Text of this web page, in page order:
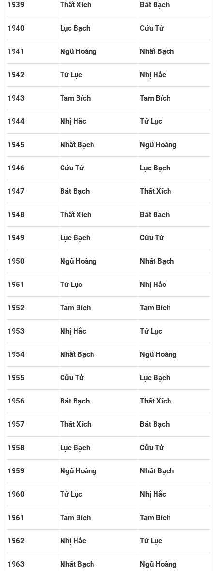
1939 Thất Xích Bát Bạch
1940 Lục Bạch Cửu Tử
1941 Ngũ Hoàng Nhất Bạch
1942 Tứ Lục Nhị Hắc
1943 Tam Bích Tam Bích
1944 Nhị Hắc Tứ Lục
1945 Nhất Bạch Ngũ Hoàng
1946 Cửu Tử Lục Bạch
1947 Bát Bạch Thất Xích
1948 Thất Xích Bát Bạch
1949 Lục Bạch Cửu Tử
1950 Ngũ Hoàng Nhất Bạch
1951 Tứ Lục Nhị Hắc
1952 Tam Bích Tam Bích
1953 Nhị Hắc Tứ Lục
1954 Nhất Bạch Ngũ Hoàng
1955 Cửu Tử Lục Bạch
1956 Bát Bạch Thất Xích
1957 Thất Xích Bát Bạch
1958 Lục Bạch Cửu Tử
1959 Ngũ Hoàng Nhất Bạch
1960 Tứ Lục Nhị Hắc
1961 Tam Bích Tam Bích
1962 Nhị Hắc Tứ Lục
1963 Nhất Bạch Ngũ Hoàng